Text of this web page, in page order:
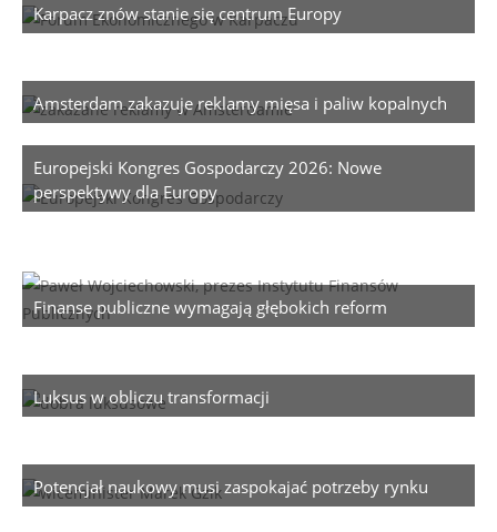
Karpacz znów stanie się centrum Europy
Amsterdam zakazuje reklamy mięsa i paliw kopalnych
Europejski Kongres Gospodarczy 2026: Nowe
perspektywy dla Europy
Finanse publiczne wymagają głębokich reform
Luksus w obliczu transformacji
Potencjał naukowy musi zaspokajać potrzeby rynku